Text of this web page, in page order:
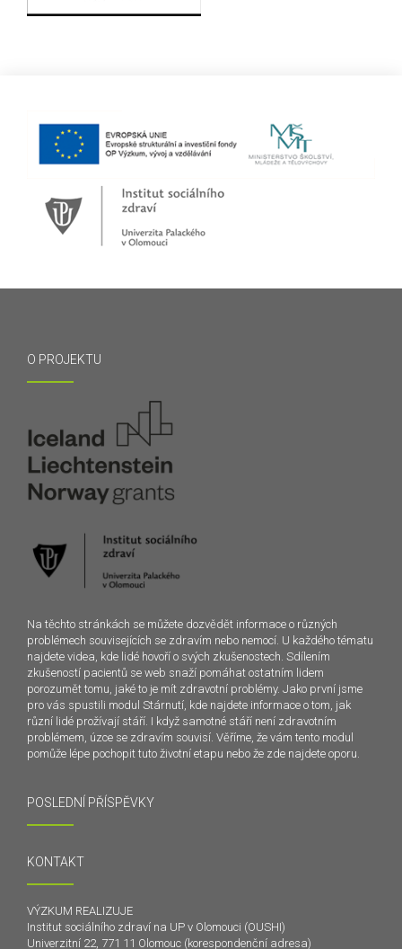
O PROJEKTU
Na těchto stránkách se můžete dozvědět informace o různých
problémech souvisejících se zdravím nebo nemocí. U každého tématu
najdete videa, kde lidé hovoří o svých zkušenostech. Sdílením
zkušeností pacientů se web snaží pomáhat ostatním lidem
porozumět tomu, jaké to je mít zdravotní problémy. Jako první jsme
pro vás spustili modul Stárnutí, kde najdete informace o tom, jak
různí lidé prožívají stáří. I když samotné stáří není zdravotním
problémem, úzce se zdravím souvisí. Věříme, že vám tento modul
pomůže lépe pochopit tuto životní etapu nebo že zde najdete oporu.
POSLEDNÍ PŘÍSPĚVKY
KONTAKT
VÝZKUM REALIZUJE
Institut sociálního zdraví na UP v Olomouci (OUSHI)
Univerzitní 22, 771 11 Olomouc (korespondenční adresa)